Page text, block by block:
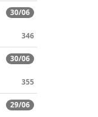
30/06
346
30/06
355
29/06